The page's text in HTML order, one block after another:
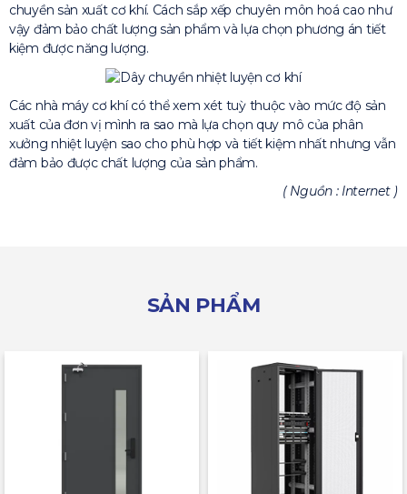
chuyền sản xuất cơ khí. Cách sắp xếp chuyên môn hoá cao như
vậy đảm bảo chất lượng sản phẩm và lựa chọn phương án tiết
kiệm được năng lượng.
Các nhà máy cơ khí có thể xem xét tuỳ thuộc vào mức độ sản
xuất của đơn vị mình ra sao mà lựa chọn quy mô của phân
xưởng nhiệt luyện sao cho phù hợp và tiết kiệm nhất nhưng vẫn
đảm bảo được chất lượng của sản phẩm.
( Nguồn : Internet )
SẢN PHẨM